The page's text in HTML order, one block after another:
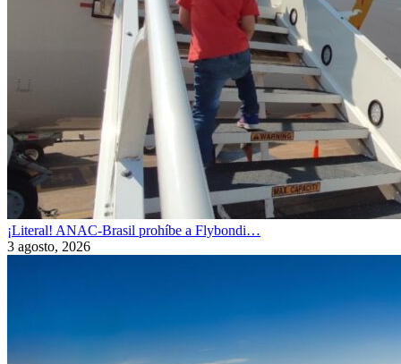
¡Literal! ANAC-Brasil prohíbe a Flybondi…
3 agosto, 2026